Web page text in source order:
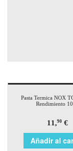
Pasta Termica NOX
Rendimiento
11,90 €
Añadir al